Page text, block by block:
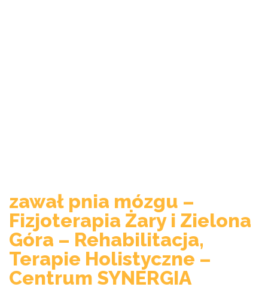
zawał pnia mózgu –
Fizjoterapia Żary i Zielona
Góra – Rehabilitacja,
Terapie Holistyczne –
Centrum SYNERGIA